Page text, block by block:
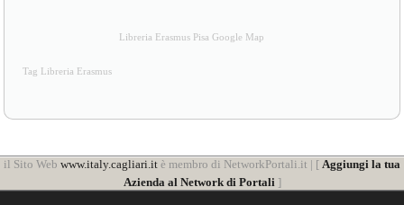
Libreria Erasmus Pisa Google Map
Tag Libreria Erasmus
il Sito Web www.italy.cagliari.it è membro di NetworkPortali.it | [ Aggiungi la tua
Azienda al Network di Portali ]